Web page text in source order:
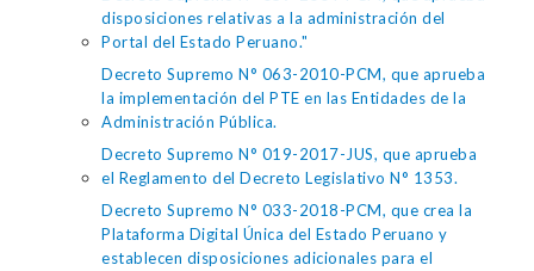
disposiciones relativas a la administración del
Portal del Estado Peruano."
Decreto Supremo N° 063-2010-PCM, que aprueba
la implementación del PTE en las Entidades de la
Administración Pública.
Decreto Supremo N° 019-2017-JUS, que aprueba
el Reglamento del Decreto Legislativo N° 1353.
Decreto Supremo N° 033-2018-PCM, que crea la
Plataforma Digital Única del Estado Peruano y
establecen disposiciones adicionales para el